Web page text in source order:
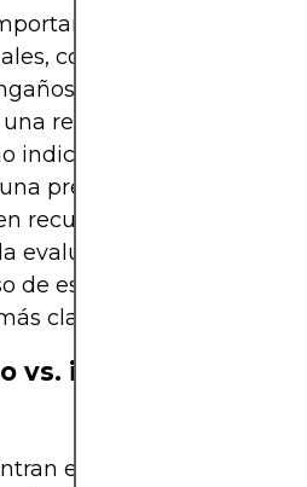
al invertir en
como la relación
en diferentes
relación precio-
indicar una empresa
presión sobre las
recurrir a estrategias de
evaluación de las
de estimaciones
clara.
vs. inversión en
entre las estrategias